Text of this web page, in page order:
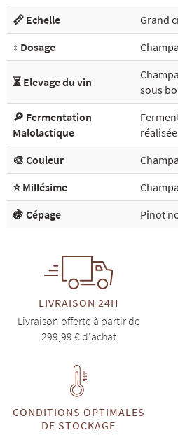
📏 Echelle
Grand
↕️ Dosage
⏳ Elevage du vin
sous
🔎 Fermentation
Malolactique
réalisée
🎨 Couleur
⭐ Millésime
🍇 Cépage
Pinot
LIVRAISON 24H
Livraison offerte à partir de
299,99 € d'achat
CONDITIONS OPTIMALES
DE STOCKAGE